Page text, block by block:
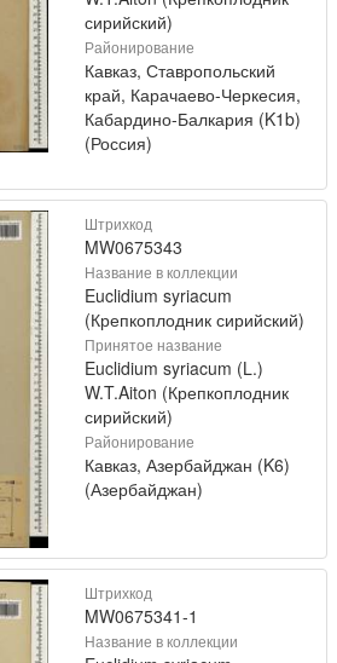
сирийский)
Районирование
Кавказ, Ставропольский
край, Карачаево-Черкесия,
Кабардино-Балкария (K1b)
(Россия)
Штрихкод
MW0675343
Название в коллекции
Euclidium syriacum
(Крепкоплодник сирийский)
Принятое название
Euclidium syriacum (L.)
W.T.Aiton (Крепкоплодник
сирийский)
Районирование
Кавказ, Азербайджан (K6)
(Азербайджан)
Штрихкод
MW0675341-1
Название в коллекции